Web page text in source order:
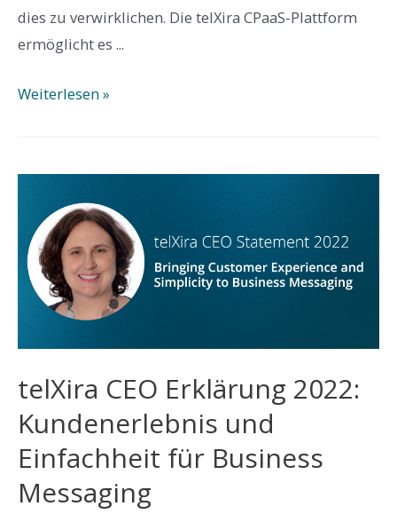
dies zu verwirklichen. Die telXira CPaaS-Plattform
ermöglicht es ...
telXira
den
Carrier
Awards
2022
Service-
Innovation
ausgezeichnet!
Weiterlesen »
telXira CEO Erklärung 2022:
Kundenerlebnis und
Einfachheit für Business
Messaging